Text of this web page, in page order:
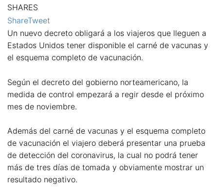
SHARES
ShareTweet
Un nuevo decreto obligará a los viajeros que lleguen a
Estados Unidos tener disponible el carné de vacunas y
el esquema completo de vacunación.
Según el decreto del gobierno norteamericano, la
medida de control empezará a regir desde el próximo
mes de noviembre.
Además del carné de vacunas y el esquema completo
de vacunación el viajero deberá presentar una prueba
de detección del coronavirus, la cual no podrá tener
más de tres días de tomada y obviamente mostrar un
resultado negativo.